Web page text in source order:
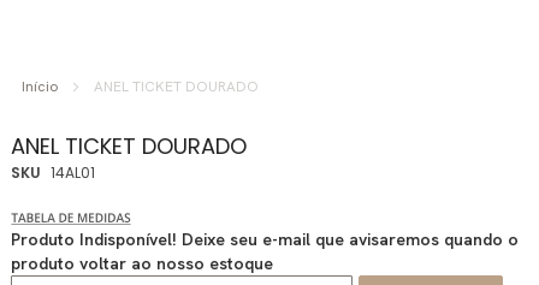
Início ANEL TICKET DOURADO
ANEL TICKET DOURADO
SKU 14AL01
Produto Indisponível! Deixe seu e-mail que avisaremos quando o
produto voltar ao nosso estoque
para
da
Galeria
imagens